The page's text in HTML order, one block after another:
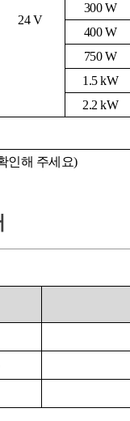
24 V
300 W
400 W
750 W
1.5 kW
2.2 kW
인해 주세요)